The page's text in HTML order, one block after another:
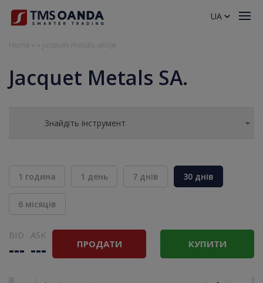
Jacquet Metals SA.
Знайдіть інструмент
1 година 1 день 7 днів 30 днів
6 місяців
BID
---
ASK
--- ПРОДАТИ КУПИТИ
UA